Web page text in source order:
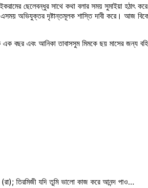
ছেলেবন্ধুর সাথে কথা বলার সময় সুমাইয়া
অভিযুক্তর দৃষ্টান্তমূলক শাস্তি দাবী করে। আজ
বছর এবং আনিকা তাবাসসুম মিমকে ছয় মাসের জন্য
(রা); তিরমিজী যদি তুমি ভালো কাজ করে আনন্দ পাও…